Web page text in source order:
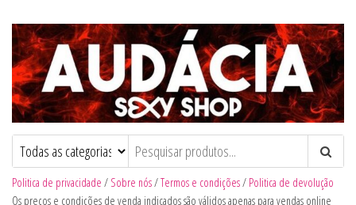
Audacia Sexy Shop
Politica de privacidade / Sobre nós/Termos e condições/ Politica de devolução
Os preços e condições de venda indicados são válidos apenas para vendas online